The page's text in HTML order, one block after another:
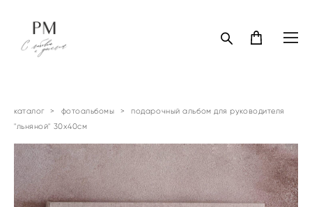
каталог > фотоальбомы >
подарочный альбом для руководителя
"льняной" 30х40см